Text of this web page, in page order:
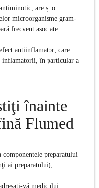
are și o
microorganisme gram-
frecvent asociate
antiinflamator; care
inflamatorii, în particular a
înainte
Flumed
preparatului
ai preparatului);
vă medicului